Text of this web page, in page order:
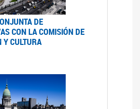
DE
CON LA COMISIÓN DE
Y CULTURA